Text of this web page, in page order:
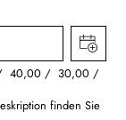
40,00 30,00
finden Sie